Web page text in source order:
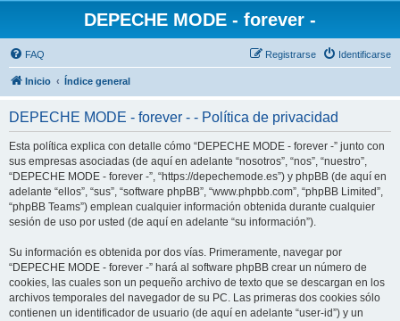
DEPECHE MODE - forever -
FAQ Identificarse
Registrarse
Inicio Índice general
DEPECHE MODE - forever - - Política de privacidad
Esta política explica con detalle cómo “DEPECHE MODE - forever -” junto con
sus empresas asociadas (de aquí en adelante “nosotros”, “nos”, “nuestro”,
“DEPECHE MODE - forever -”, “https://depechemode.es”) y phpBB (de aquí en
adelante “ellos”, “sus”, “software phpBB”, “www.phpbb.com”, “phpBB Limited”,
“phpBB Teams”) emplean cualquier información obtenida durante cualquier
sesión de uso por usted (de aquí en adelante “su información”).
Su información es obtenida por dos vías. Primeramente, navegar por
“DEPECHE MODE - forever -” hará al software phpBB crear un número de
cookies, las cuales son un pequeño archivo de texto que se descargan en los
archivos temporales del navegador de su PC. Las primeras dos cookies sólo
contienen un identificador de usuario (de aquí en adelante “user-id”) y un